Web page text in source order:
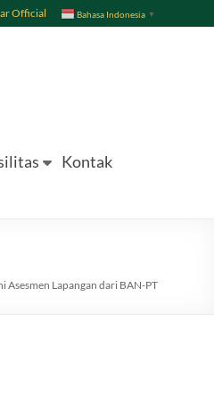
Official Bahasa Indonesia ▼
Kontak
Asesmen Lapangan dari BAN-PT